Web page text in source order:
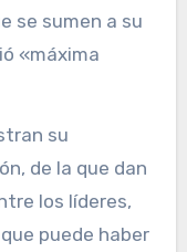
se sumen a su
«máxima
su
de la que dan
los líderes,
puede haber